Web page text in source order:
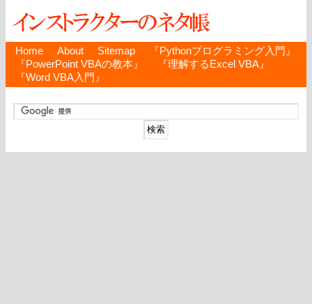
Home About Sitemap
『Pythonプログラミング入門』
『PowerPoint VBAの教本』
『理解するExcel VBA』
『Word VBA入門』